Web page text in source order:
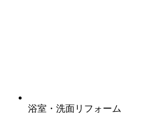
浴室・洗面リフォーム